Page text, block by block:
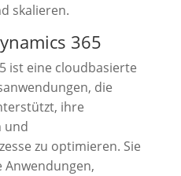
skalieren.
365
ist eine cloudbasierte
die
ihre
und
zu optimieren. Sie